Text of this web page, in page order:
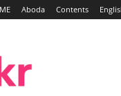
Aboda Contents